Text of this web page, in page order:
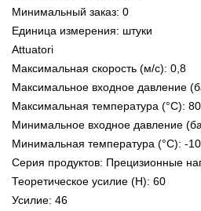
Минимальный заказ: 0
Единица измерения: штуки
Attuatori
Максимальная скорость (м/с): 0,8
Максимальное входное давление
Максимальная температура (°C): 80
Минимальное входное давление
Минимальная температура (°C): -10
Серия продуктов: Прецизионные
Теоретическое усилие (Н): 60
Усилие: 46